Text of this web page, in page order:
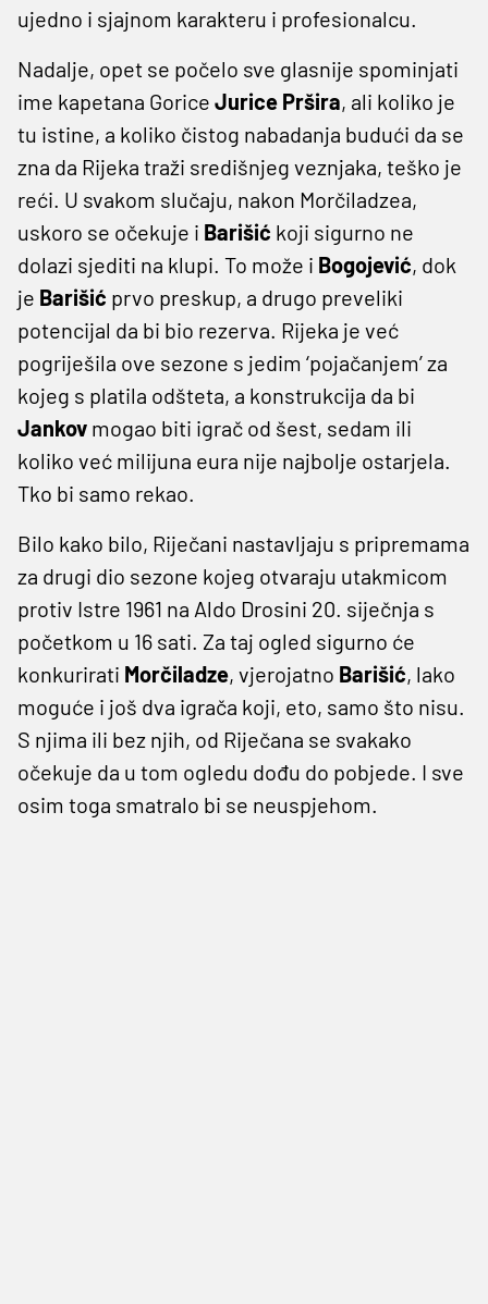
ujedno i sjajnom karakteru i profesionalcu.
Nadalje, opet se počelo sve glasnije spominjati
ime kapetana Gorice Jurice Pršira, ali koliko je
tu istine, a koliko čistog nabadanja budući da se
zna da Rijeka traži središnjeg veznjaka, teško je
reći. U svakom slučaju, nakon Morčiladzea,
uskoro se očekuje i Barišić koji sigurno ne
dolazi sjediti na klupi. To može i Bogojević, dok
je Barišić prvo preskup, a drugo preveliki
potencijal da bi bio rezerva. Rijeka je već
pogriješila ove sezone s jedim ‘pojačanjem’ za
kojeg s platila odšteta, a konstrukcija da bi
Jankov mogao biti igrač od šest, sedam ili
koliko već milijuna eura nije najbolje ostarjela.
Tko bi samo rekao.
Bilo kako bilo, Riječani nastavljaju s pripremama
za drugi dio sezone kojeg otvaraju utakmicom
protiv Istre 1961 na Aldo Drosini 20. siječnja s
početkom u 16 sati. Za taj ogled sigurno će
konkurirati Morčiladze, vjerojatno Barišić, lako
moguće i još dva igrača koji, eto, samo što nisu.
S njima ili bez njih, od Riječana se svakako
očekuje da u tom ogledu dođu do pobjede. I sve
osim toga smatralo bi se neuspjehom.